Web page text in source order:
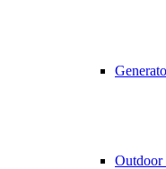
Outdoor